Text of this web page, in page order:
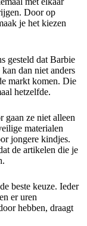
Door op
je het kiezen
gesteld dat Barbie
dan niet anders
markt komen. Die
hetzelfde.
gaan ze niet alleen
materialen
jongere kindjes.
de artikelen die je
beste keuze. Ieder
er uren
hebben, draagt